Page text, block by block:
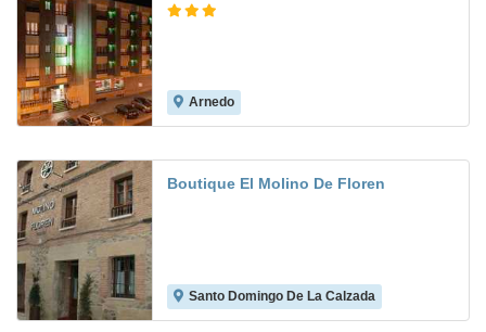
Arnedo
Boutique El Molino De Floren
Santo Domingo De La Calzada